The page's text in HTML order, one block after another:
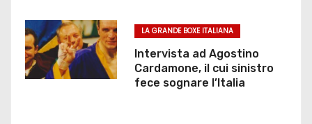
LA GRANDE BOXE ITALIANA
Intervista ad Agostino
Cardamone, il cui sinistro
fece sognare l’Italia